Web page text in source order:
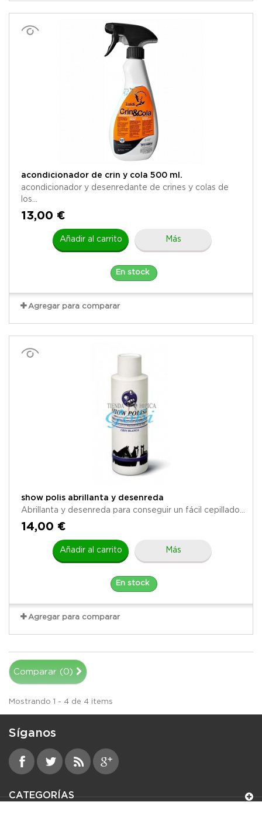
acondicionador de crin y cola 500 ml.
acondicionador y desenredante de crines y colas de
los...
13,00 €
Añadir al carrito Más
En stock
Agregar para comparar
show polis abrillanta y desenreda
Abrillanta y desenreda para conseguir un fácil cepillado...
14,00 €
Añadir al carrito Más
En stock
Agregar para comparar
Comparar (0 )
Mostrando 1 - 4 de 4 items
Síganos
CATEGORÍAS